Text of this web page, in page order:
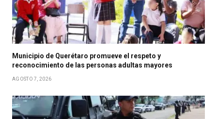
Municipio de Querétaro promueve el respeto y
reconocimiento de las personas adultas mayores
AGOSTO 7, 2026